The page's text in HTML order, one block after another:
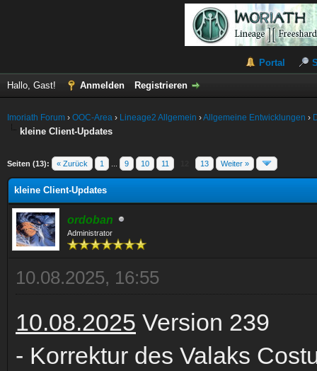
Portal
Hallo, Gast! Anmelden Registrieren
Imoriath Forum › OOC-Area › Lineage2 Allgemein ›Allgemeine Entwicklungen ›
kleine Client-Updates
Seiten (13): « Zurück 1 9 10 11 13 Weiter »
kleine Client-Updates
ordoban
Administrator
10.08.2025, 16:55
10.08.2025 Version 239
- Korrektur des Valaks